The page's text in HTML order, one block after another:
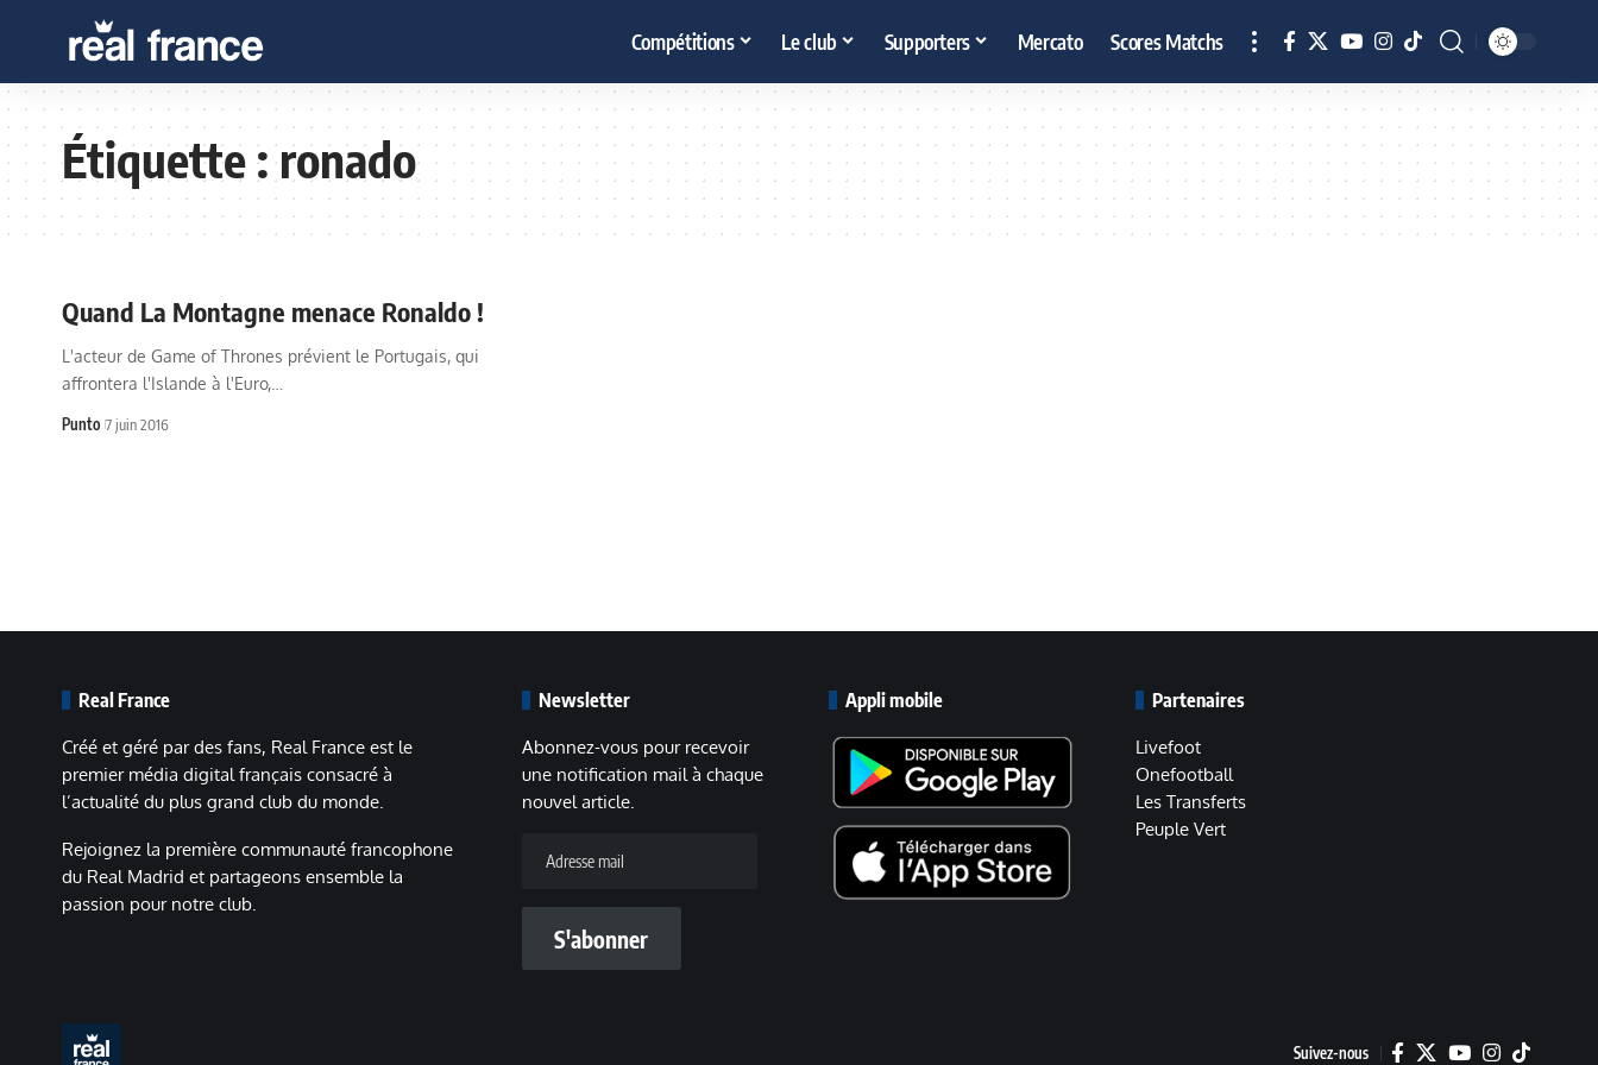
Compétitions Le club Supporters Mercato Scores Matchs
Étiquette :ronado
Quand La Montagne menace Ronaldo !
L'acteur de Game of Thrones prévient le Portugais, qui
affrontera l'Islande à l'Euro,…
Punto 7 juin 2016
Real France
Créé et géré par des fans, Real France est le
premier média digital français consacré à
l’actualité du plus grand club du monde.
Rejoignez la première communauté francophone
du Real Madrid et partageons ensemble la
passion pour notre club.
Newsletter
Abonnez-vous pour recevoir
une notification mail à chaque
nouvel article.
mail
S'abonner
Appli mobile Partenaires
Livefoot
Onefootball
Les Transferts
Peuple Vert
Suivez-nous